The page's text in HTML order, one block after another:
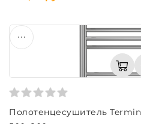
Полотенцесушитель